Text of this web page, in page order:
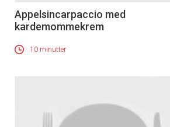
Appelsincarpaccio med
kardemommekrem
10 minutter